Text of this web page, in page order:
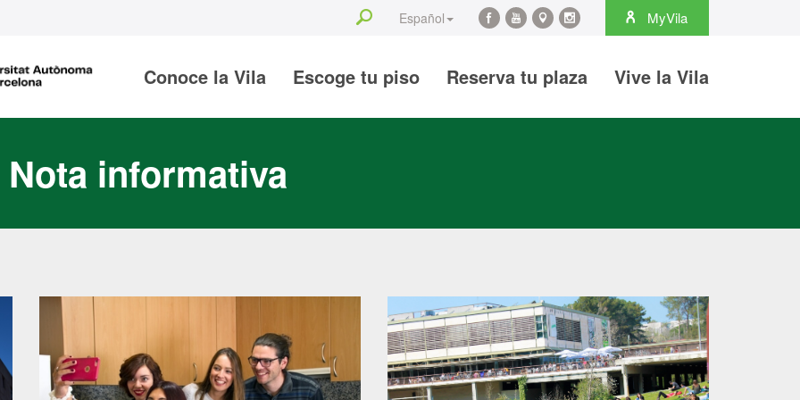
MyVila
FacebookYouTubeMapsInstagram
Español
Search
Conoce la Vila Escoge tu piso Reserva tu plaza Vive la Vila
informativa